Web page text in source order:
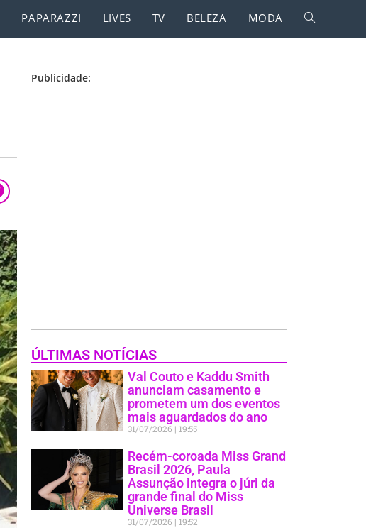
PAPARAZZI LIVES TV BELEZA MODA
Publicidade:
ÚLTIMAS NOTÍCIAS
Val Couto e Kaddu Smith
anunciam casamento e
prometem um dos eventos
mais aguardados do ano
31/07/2026 19:55
Recém-coroada Miss Grand
Brasil 2026, Paula
Assunção integra o júri da
grande final do Miss
Universe Brasil
31/07/2026 19:52